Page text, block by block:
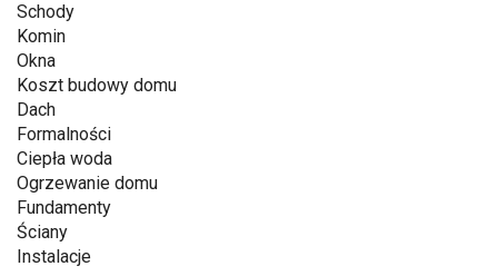
Schody
Komin
Okna
Koszt budowy domu
Dach
Formalności
Ciepła woda
Ogrzewanie domu
Fundamenty
Ściany
Instalacje